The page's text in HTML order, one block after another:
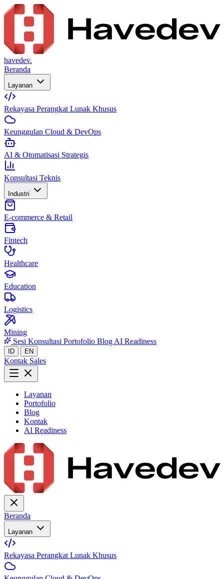
havedev.
Beranda
Layanan
Rekayasa Perangkat Lunak Khusus
Keunggulan Cloud & DevOps
AI & Otomatisasi Strategis
Konsultasi Teknis
Industri
E-commerce & Retail
Fintech
Healthcare
Education
Logistics
Mining
Sesi Konsultasi Portofolio Blog AI Readiness
ID EN
Kontak Sales
Layanan
Portofolio
Blog
Kontak
AI Readiness
Beranda
Layanan
Rekayasa Perangkat Lunak Khusus